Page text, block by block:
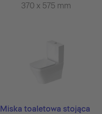
370 x 575 mm
Miska toaletowa stojąca